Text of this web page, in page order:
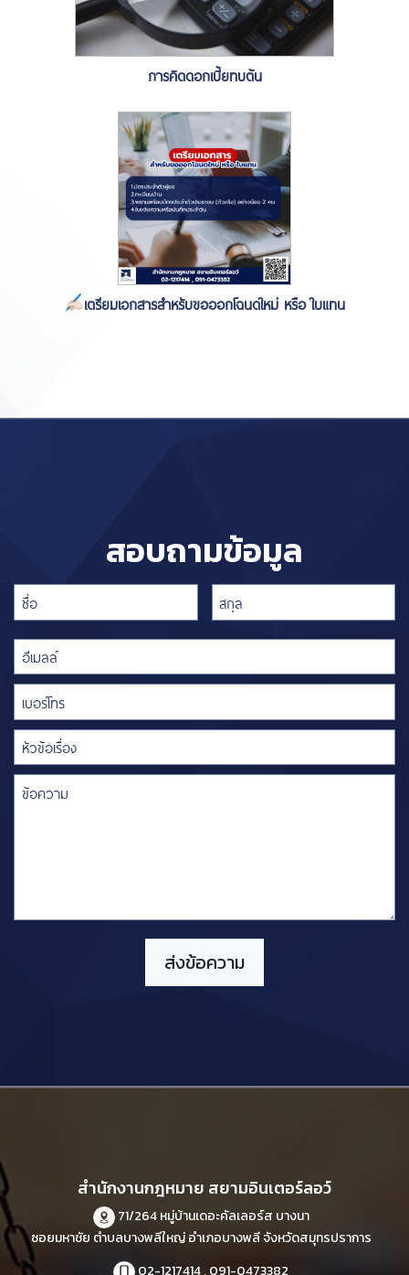
การคิดดอกเบี้ยทบต้น
เตรียมเอกสารสำหรับขอออกโฉนดใหม่ หรือ ใบแทน
สอบถามข้อมูล
สำนักงานกฎหมาย สยามอินเตอร์ลอว์
71/264 หมู่บ้านเดอะคัลเลอร์ส บางนา
ซอยมหาชัย ตำบลบางพลีใหญ่ อำเภอบางพลี จังหวัดสมุทรปราการ
02-1217414 , 091-0473382